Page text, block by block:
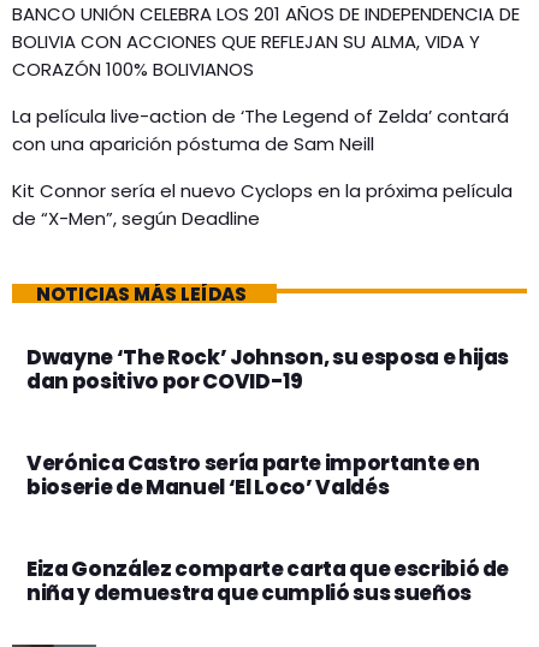
BANCO UNIÓN CELEBRA LOS 201 AÑOS DE INDEPENDENCIA DE
BOLIVIA CON ACCIONES QUE REFLEJAN SU ALMA, VIDA Y
CORAZÓN 100% BOLIVIANOS
La película live-action de ‘The Legend of Zelda’ contará
con una aparición póstuma de Sam Neill
Kit Connor sería el nuevo Cyclops en la próxima película
de “X-Men”, según Deadline
NOTICIAS MÁS LEÍDAS
Dwayne ‘The Rock’ Johnson, su esposa e hijas
dan positivo por COVID-19
Verónica Castro sería parte importante en
bioserie de Manuel ‘El Loco’ Valdés
Eiza González comparte carta que escribió de
niña y demuestra que cumplió sus sueños